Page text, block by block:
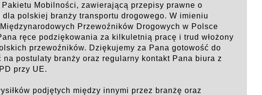
Mobilności, zawierającą przepisy prawne o
dla polskiej branży transportu drogowego. W imieniu
Przewoźników Drogowych w Polsce
ręce podziękowania za kilkuletnią pracę i trud włożony
przewoźników. Dziękujemy za Pana gotowość do
na postulaty branży oraz regularny kontakt Pana biura z
przy UE.
podjętych między innymi przez branżę oraz